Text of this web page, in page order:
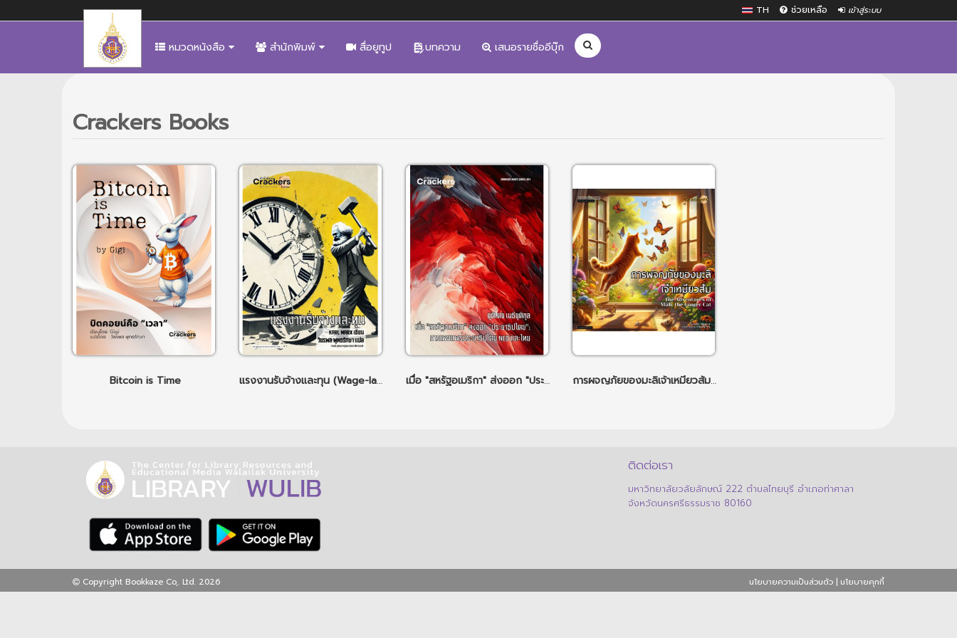
TH ช่วยเหลือ เข้าสู่ระบบ
หมวดหนังสือ สำนักพิมพ์ สื่อยูทูป บทความ เสนอรายชื่ออีบุ๊ก
Crackers Books
Bitcoin is Time แรงงานรับจ้างและทุน (Wage-labour and Capital) เมื่อ "สหรัฐอเมริกา" ส่งออก "ประชาธิปไตย" : การเผยแพร่ประชาธิปไตย NED และไทย การผจญภัยของมะลิเจ้าเหมียวส้ม (The Adventures of Mali, the Ginger Cat)
ติดต่อเรา
มหาวิทยาลัยวลัยลักษณ์ 222 ตำบลไทยบุรี อำเภอท่าศาลา
จังหวัดนครศรีธรรมราช 80160
Copyright Bookkaze Co,. Ltd. 2026 นโยบายความเป็นส่วนตัว | นโยบายคุกกี้